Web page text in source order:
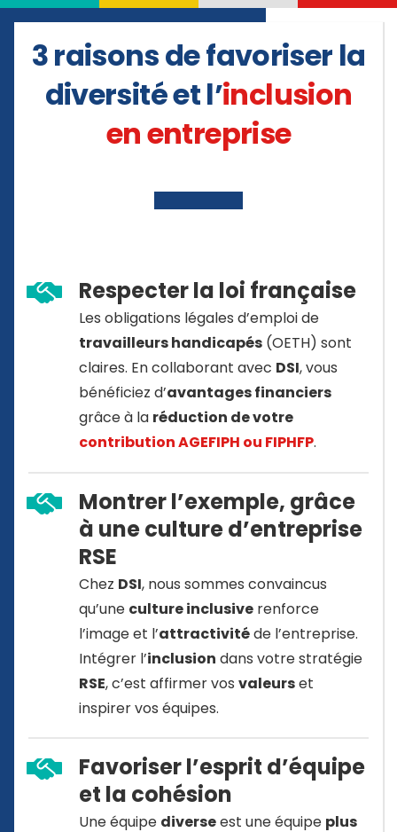
3 raisons de favoriser la
diversité et l’inclusion
en entreprise
Respecter la loi française
Les obligations légales d’emploi de
travailleurs handicapés(OETH) sont
claires. En collaborant avec DSI, vous
bénéficiez d’avantages financiers
grâce à la réduction de votre
contribution AGEFIPH ou FIPHFP.
Montrer l’exemple, grâce
à une culture d’entreprise
RSE
Chez DSI, nous sommes convaincus
qu’une culture inclusiverenforce
l’image et l’attractivitéde l’entreprise.
Intégrer l’inclusion dans votre stratégie
RSE, c’est affirmer vos valeurset
inspirer vos équipes.
Favoriser l’esprit d’équipe
et la cohésion
Une équipe diverseest une équipe plus